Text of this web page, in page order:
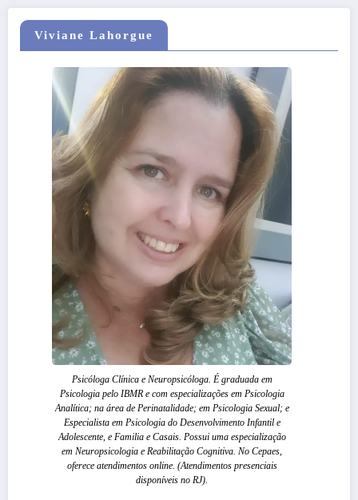
Viviane Lahorgue
Psicóloga Clínica e Neuropsicóloga. É graduada em
Psicologia pelo IBMR e com especializações em Psicologia
Analítica; na área de Perinatalidade; em Psicologia Sexual; e
Especialista em Psicologia do Desenvolvimento Infantil e
Adolescente, e Familia e Casais. Possui uma especialização
em Neuropsicologia e Reabilitação Cognitiva. No Cepaes,
oferece atendimentos online. (Atendimentos presenciais
disponíveis no RJ).